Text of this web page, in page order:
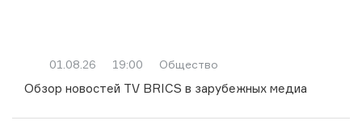
01.08.26 19:00 Общество
Обзор новостей TV BRICS в зарубежных медиа